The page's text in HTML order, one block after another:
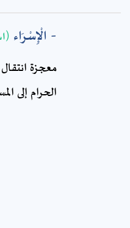
الْإِسْرَاء
معجزة
الحرام إلى